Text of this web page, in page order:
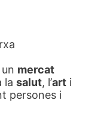
mercat
la salut, l’art i
persones i